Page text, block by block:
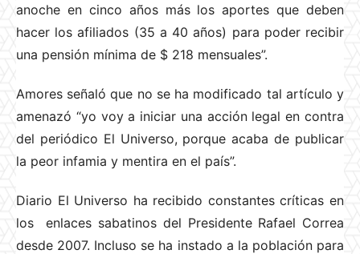
anoche en cinco años más los aportes que deben
hacer los afiliados (35 a 40 años) para poder recibir
una pensión mínima de $ 218 mensuales”.
Amores señaló que no se ha modificado tal artículo y
amenazó “yo voy a iniciar una acción legal en contra
del periódico El Universo, porque acaba de publicar
la peor infamia y mentira en el país”.
Diario El Universo ha recibido constantes críticas en
los enlaces sabatinos del Presidente Rafael Correa
desde 2007. Incluso se ha instado a la población para